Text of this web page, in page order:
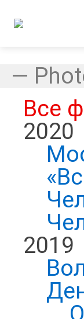
—
Все
2020
2019